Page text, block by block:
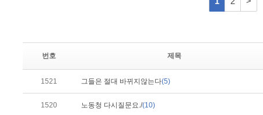
번호 제목
1521 그들은 절대 바뀌지않는다(5)
1520 노동청 다시질문요./(10)